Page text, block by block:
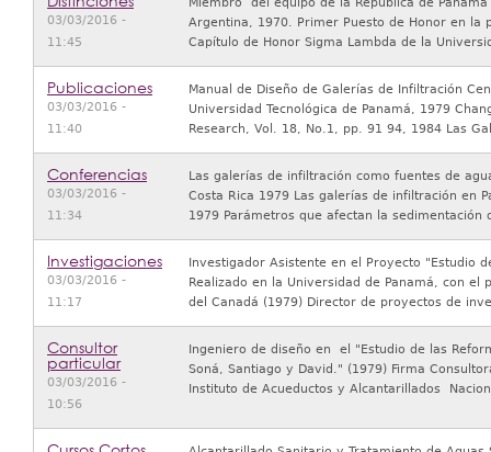
03/03/2016 -
11:45
Miembro del equipo de la República de
Argentina, 1970. Primer Puesto de Honor en la
Capítulo de Honor Sigma Lambda de la
Publicaciones
03/03/2016 -
11:40
Manual de Diseño de Galerías de Infiltración
Universidad Tecnológica de Panamá, 1979
Research, Vol. 18, No.1, pp. 91 94, 1984 Las
Conferencias
03/03/2016 -
11:34
Las galerías de infiltración como fuentes de
Costa Rica 1979 Las galerías de infiltración en
1979 Parámetros que afectan la
Investigaciones
03/03/2016 -
11:17
Investigador Asistente en el Proyecto "Estudio
Realizado en la Universidad de Panamá, con
del Canadá (1979) Director de proyectos de
Consultor
particular
03/03/2016 -
10:56
Ingeniero de diseño en el "Estudio de las
Soná, Santiago y David." (1979) Firma
Instituto de Acueductos y Alcantarillados